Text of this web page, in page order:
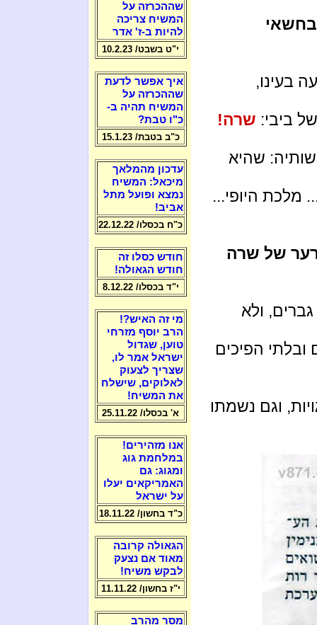
בעינו,
ביבי: שרה!
שהיא
היופי...
של שרה
ולא
ובלתי הפיכים
וגם נשמתו
שההכרזה על
המשיח צריכה
להיות ב-ז' אדר
י"ט בשבט/ 10.2.23
איך אפשר לדעת
שההכרזה על
המשיח תהיה ב-
כ"ו טבת?
כ"ב בטבת/ 15.1.23
עדכון מהמלאך
מיכאל: המשיח
נמצא ופועל מתל
אביב!
כ"ח בכסלו/ 22.12.22
חודש כסלו זה
חודש הגאולה!
י"ד בכסלו/ 8.12.22
מי זה האיש?!
הרב יוסף מזרחי
טוען, שגדול
ישראל אמר לו,
שצריך לצעוק
לאלוקים, שישלח
את המשיח!
א' בכסלו/ 25.11.22
אנו מזהירים!
במלחמת גוג
ומגוג: גם
האמריקאים יעלו
על ישראל
כ"ד בחשון/ 18.11.22
הגאולה קרובה
מאוד אם נצעק
לבקש משיח!
י"ז בחשון/ 11.11.22
מסר מהרב